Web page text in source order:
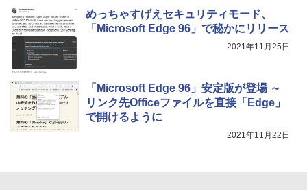
￥1,600
New Amazon Kindle Scribe Colorsoft |
11インチカラーディスプレイ、64GBスト
レージ、ノート機能搭載、明るさ自動調
整、色調調節ライト、プレミアムペン付
￥115,980
めっちゃすげえセキュリティモード、
「Microsoft Edge 96」で秘かにリリース
2021年11月25日
「Microsoft Edge 96」安定版が登場 ～
リンク先Officeファイルを直接「Edge」
で開けるように
2021年11月22日